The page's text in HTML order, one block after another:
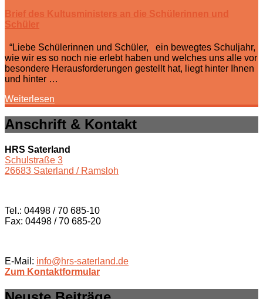
Brief des Kultusministers an die Schülerinnen und
Schüler
“Liebe Schülerinnen und Schüler, ein bewegtes Schuljahr,
wie wir es so noch nie erlebt haben und welches uns alle vor
besondere Herausforderungen gestellt hat, liegt hinter Ihnen
und hinter …
Weiterlesen
Anschrift & Kontakt
HRS Saterland
Schulstraße 3
26683 Saterland / Ramsloh
Tel.: 04498 / 70 685-10
Fax: 04498 / 70 685-20
E-Mail: info@hrs-saterland.de
Zum Kontaktformular